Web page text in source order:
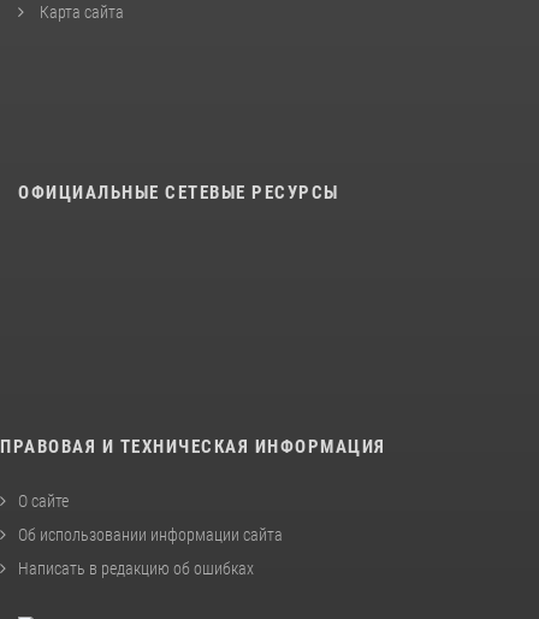
Карта сайта
ОФИЦИАЛЬНЫЕ СЕТЕВЫЕ РЕСУРСЫ
ПРАВОВАЯ И ТЕХНИЧЕСКАЯ ИНФОРМАЦИЯ
О сайте
Об использовании информации сайта
Написать в редакцию об ошибках